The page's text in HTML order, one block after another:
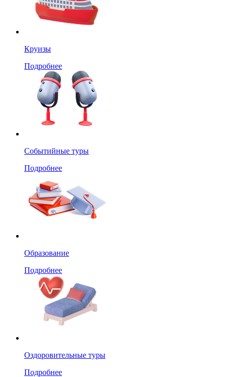
Круизы
Подробнее
Событийные туры
Подробнее
Образование
Подробнее
Оздоровительные туры
Подробнее